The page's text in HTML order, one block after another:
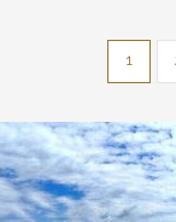
1